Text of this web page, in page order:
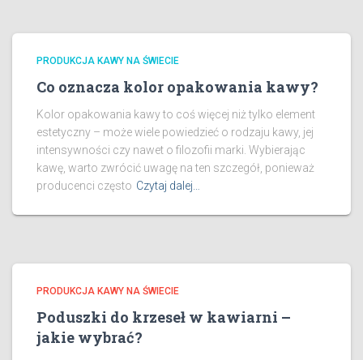
PRODUKCJA KAWY NA ŚWIECIE
Co oznacza kolor opakowania kawy?
Kolor opakowania kawy to coś więcej niż tylko element
estetyczny – może wiele powiedzieć o rodzaju kawy, jej
intensywności czy nawet o filozofii marki. Wybierając
kawę, warto zwrócić uwagę na ten szczegół, ponieważ
producenci często Czytaj dalej…
PRODUKCJA KAWY NA ŚWIECIE
Poduszki do krzeseł w kawiarni –
jakie wybrać?